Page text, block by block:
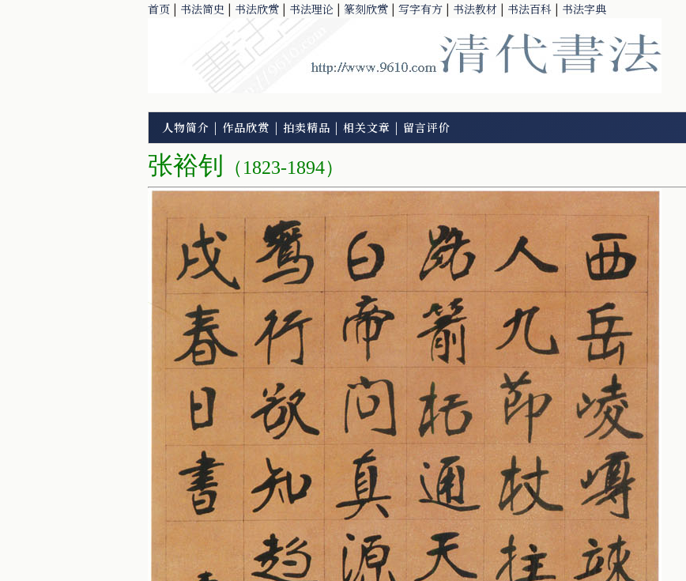
首页 | 书法简史 | 书法欣赏 | 书法理论 | 篆刻欣赏 | 写字有方 | 书法教材 | 书法百科 | 书法字典
人物简介 | 作品欣赏 | 拍卖精品 | 相关文章 | 留言评价
张裕钊 （1823-1894）